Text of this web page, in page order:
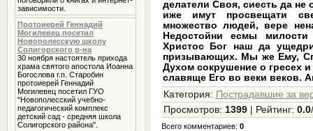
зависимости.
Протоиерей Геннадий
Могилевец посетил
Новополесскую школу
Солигорского р-на
30 ноября настоятель прихода
храма святого апостола Иоанна
Богослова г.п. Старобин
протоиерей Геннадий
Могилевец посетил ГУО
"Новополесский учебно-
педагогический комплекс
детский сад - средняя школа
Солигорского района".
делатели Своя, сиесть да
иже имут просвещати
множество людей, вере
Недостойни есмы
Христос Бог наш да
призывающих. Мы же Ему,
Духом сокрушение о гресех
славяще Его во веки веков.
Категория: Пострадавшие за
Просмотров: 1399| Рейтинг: 0.0/
Всего комментариев: 0